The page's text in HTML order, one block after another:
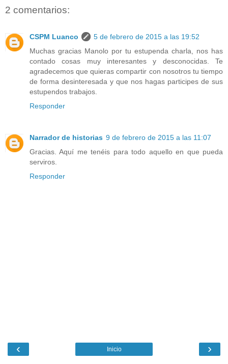
2 comentarios:
CSPM Luanco
5 de febrero de 2015 a las 19:52
Muchas gracias Manolo por tu estupenda charla, nos has
contado cosas muy interesantes y desconocidas. Te
agradecemos que quieras compartir con nosotros tu tiempo
de forma desinteresada y que nos hagas participes de sus
estupendos trabajos.
Responder
Narrador de historias 9 de febrero de 2015 a las 11:07
Gracias. Aquí me tenéis para todo aquello en que pueda
serviros.
Responder
‹ ›
Inicio